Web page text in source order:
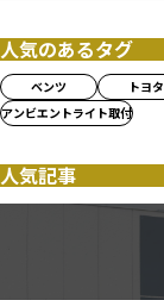
人気のあるタグ
ベンツ トヨタ
アンビエントライト取付
人気記事